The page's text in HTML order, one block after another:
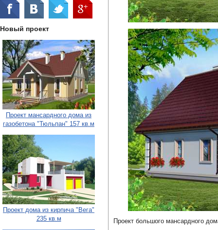
Новый проект
Проект мансардного дома из
газобетона "Тюльпан" 157 кв.м
Проект дома из кирпича "Вега"
235 кв.м
Проект большого мансардного